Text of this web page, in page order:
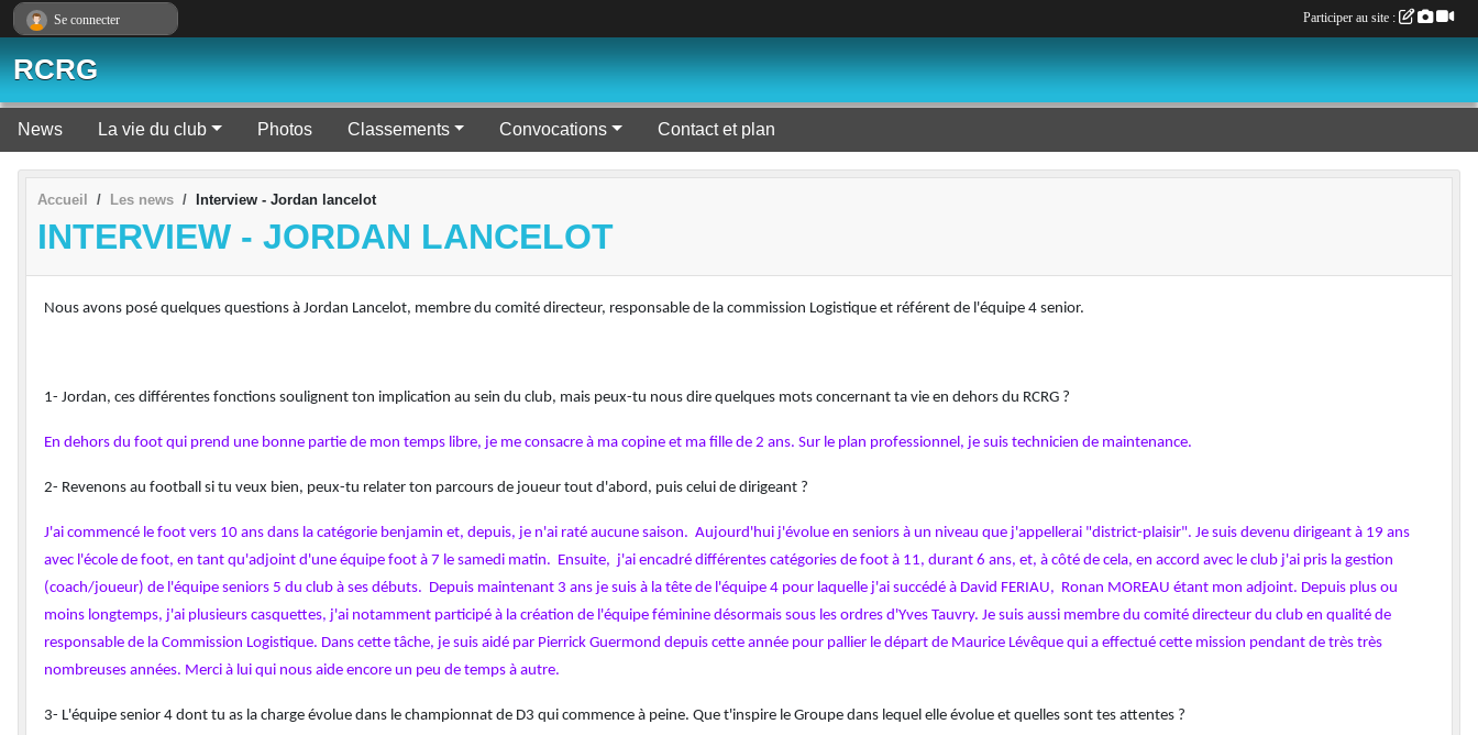
RCRG
News La vie du club Photos Classements Convocations Contact et plan
Accueil Les news Interview - Jordan lancelot
INTERVIEW - JORDAN LANCELOT
Nous avons posé quelques questions à Jordan Lancelot, membre du comité directeur, responsable de la commission Logistique et référent de l'équipe 4 senior.
1- Jordan, ces différentes fonctions soulignent ton implication au sein du club, mais peux-tu nous dire quelques mots concernant ta vie en dehors du RCRG ?
En dehors du foot qui prend une bonne partie de mon temps libre, je me consacre à ma copine et ma fille de 2 ans. Sur le plan professionnel, je suis technicien de maintenance.
2- Revenons au football si tu veux bien, peux-tu relater ton parcours de joueur tout d'abord, puis celui de dirigeant ?
J'ai commencé le foot vers 10 ans dans la catégorie benjamin et, depuis, je n'ai raté aucune saison. Aujourd'hui j'évolue en seniors à un niveau que j'appellerai "district-plaisir". Je suis devenu dirigeant à 19 ans
avec l'école de foot, en tant qu'adjoint d'une équipe foot à 7 le samedi matin. Ensuite, j'ai encadré différentes catégories de foot à 11, durant 6 ans, et, à côté de cela, en accord avec le club j'ai pris la gestion
(coach/joueur) de l'équipe seniors 5 du club à ses débuts. Depuis maintenant 3 ans je suis à la tête de l'équipe 4 pour laquelle j'ai succédé à David FERIAU, Ronan MOREAU étant mon adjoint. Depuis plus ou
moins longtemps, j'ai plusieurs casquettes, j'ai notamment participé à la création de l'équipe féminine désormais sous les ordres d'Yves Tauvry. Je suis aussi membre du comité directeur du club en qualité de
responsable de la Commission Logistique. Dans cette tâche, je suis aidé par Pierrick Guermond depuis cette année pour pallier le départ de Maurice Lévêque qui a effectué cette mission pendant de très très
nombreuses années. Merci à lui qui nous aide encore un peu de temps à autre.
3- L'équipe senior 4 dont tu as la charge évolue dans le championnat de D3 qui commence à peine. Que t'inspire le Groupe dans lequel elle évolue et quelles sont tes attentes ?
Se connecter Participer au site :
Panneau de gestion des cookies